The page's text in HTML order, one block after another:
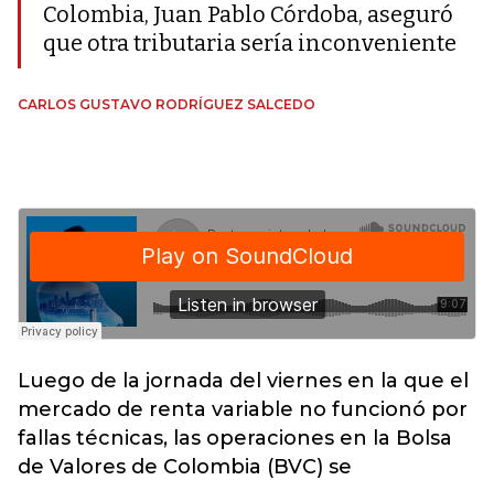
Colombia, Juan Pablo Córdoba, aseguró
que otra tributaria sería inconveniente
CARLOS GUSTAVO RODRÍGUEZ SALCEDO
Luego de la jornada del viernes en la que el
mercado de renta variable no funcionó por
fallas técnicas, las operaciones en la Bolsa
de Valores de Colombia (BVC) se